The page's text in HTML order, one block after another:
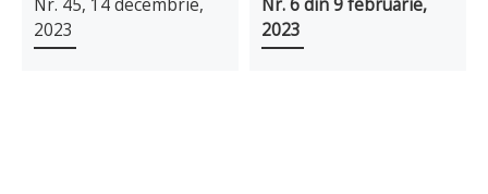
Nr. 45, 14 decembrie,
2023
Nr. 6 din 9 februarie,
2023